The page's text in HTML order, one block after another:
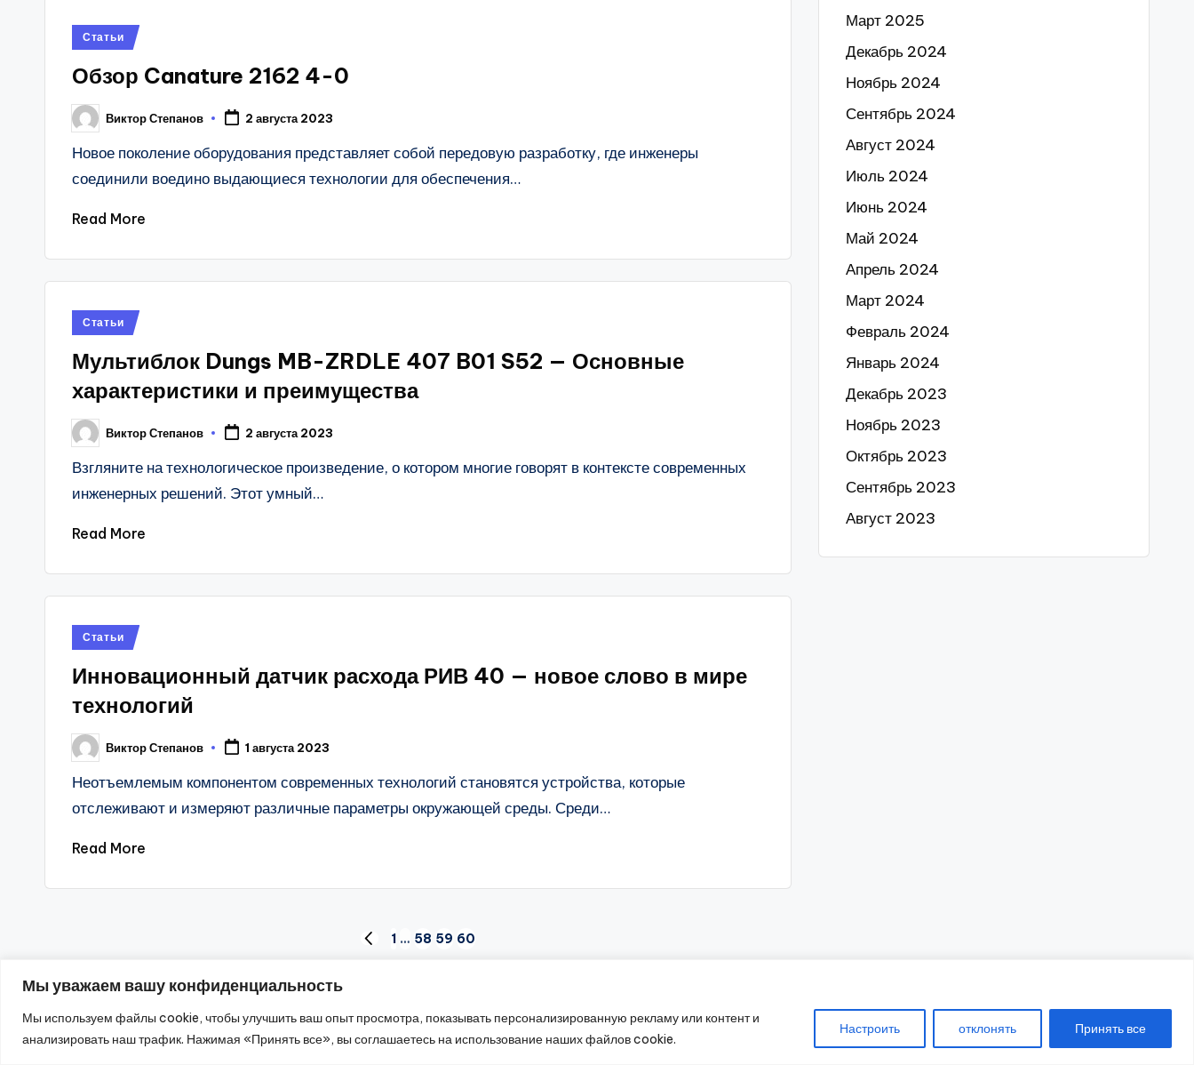
Мы уважаем вашу конфиденциальность
Мы используем файлы cookie, чтобы улучшить ваш опыт просмотра, показывать персонализированную рекламу или контент и
анализировать наш трафик. Нажимая «Принять все», вы соглашаетесь на использование наших файлов cookie.
Настроить отклонять Принять все
Posted
Статьи
Обзор Canature 2162 4-0
Posted
by
Виктор Степанов 2 августа 2023
Новое поколение оборудования представляет собой передовую разработку, где инженеры
соединили воедино выдающиеся технологии для обеспечения…
Read More
Posted
Статьи
Мультиблок Dungs MB-ZRDLE 407 B01 S52 — Основные
характеристики и преимущества
Posted
by
Виктор Степанов 2 августа 2023
Взгляните на технологическое произведение, о котором многие говорят в контексте современных
инженерных решений. Этот умный…
Read More
Posted
Статьи
Инновационный датчик расхода РИВ 40 — новое слово в мире
технологий
Posted
by
Виктор Степанов 1 августа 2023
Неотъемлемым компонентом современных технологий становятся устройства, которые
отслеживают и измеряют различные параметры окружающей среды. Среди…
Read More
записей
PREVIOUS
1 … 58 59 60
Март 2025
Декабрь 2024
Ноябрь 2024
Сентябрь 2024
Август 2024
Июль 2024
Июнь 2024
Май 2024
Апрель 2024
Март 2024
Февраль 2024
Январь 2024
Декабрь 2023
Ноябрь 2023
Октябрь 2023
Сентябрь 2023
Август 2023
2026 — Промышленное оборудование . Все права защищены